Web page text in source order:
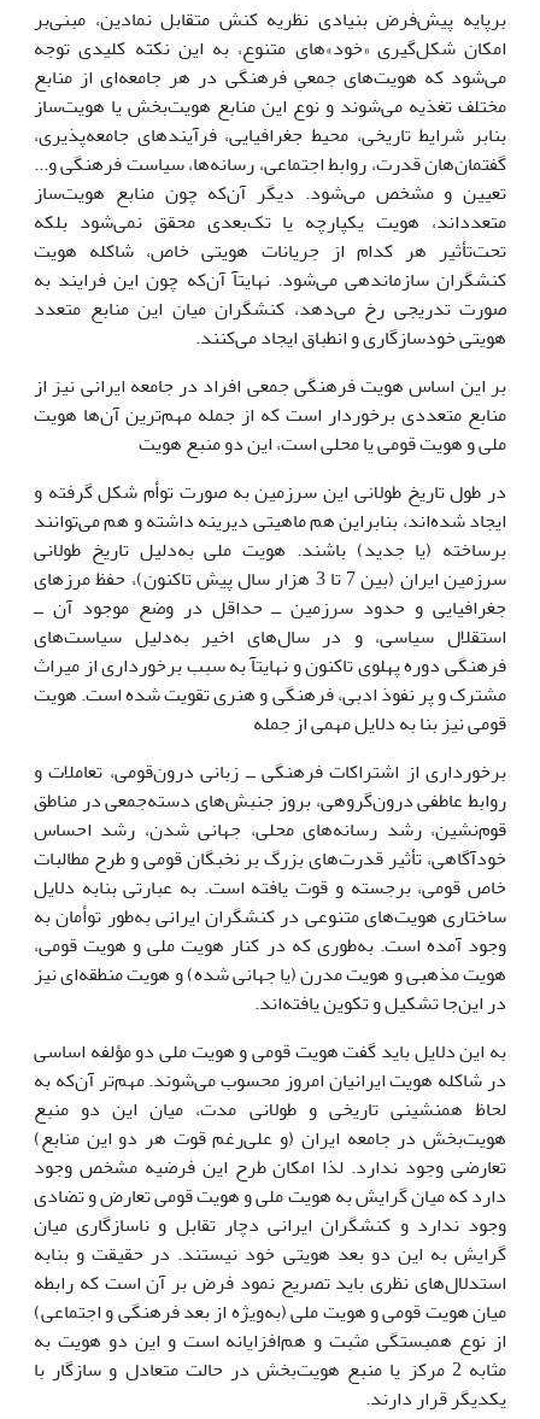
برپایه پیش‌فرض بنیادی نظریه کنش متقابل نمادین، مبنی‌بر
امکان شکل‌گیری «خود»های متنوع، به این نکته کلیدی توجه
می‌شود که هویت‌های جمعیِ فرهنگی در هر جامعه‌ای از منابع
مختلف تغذیه می‌شوند و نوع این منابع هویت‌بخش یا هویت‌ساز
بنابر شرایط تاریخی، محیط جغرافیایی، فرآیندهای جامعه‌پذیری،
گفتمان‌هان قدرت، روابط اجتماعی، رسانه‌ها، سیاست فرهنگی و...
تعیین و مشخص می‌شود. دیگر آن‌که چون منابع هویت‌ساز
متعدداند، هویت یکپارچه یا تک‌بعدی محقق نمی‌شود بلکه
تحت‌تأثیر هر کدام از جریانات هویتی خاص، شاکله هویت
کنشگران سازماندهی می‌شود. نهایتآ آن‌که چون این فرایند به
صورت تدریجی رخ می‌دهد، کنشگران میان این منابع متعدد
هویتی خودسازگاری و انطباق ایجاد می‌کنند.
بر این اساس هویت فرهنگی جمعی افراد در جامعه ایرانی نیز از
منابع متعددی برخوردار است که از جمله مهم‌ترین آن‌ها هویت
ملی و هویت قومی یا محلی است، این دو منبع هویت
در طول تاریخ طولانی این سرزمین به صورت توأم شکل گرفته و
ایجاد شده‌اند، بنابراین هم ماهیتی دیرینه داشته و هم می‌توانند
برساخته (یا جدید) باشند. هویت ملی به‌دلیل تاریخ طولانی
سرزمین ایران (بین 7 تا 3 هزار سال پیش تاکنون)، حفظ مرزهای
جغرافیایی و حدود سرزمین ــ حداقل در وضع موجود آن ــ
استقلال سیاسی، و در سال‌های اخیر به‌دلیل سیاست‌های
فرهنگی دوره پهلوی تاکنون و نهایتآ به سبب برخورداری از میراث
مشترک و پر نفوذ ادبی، فرهنگی و هنری تقویت شده است. هویت
قومی نیز بنا به دلایل مهمی از جمله
برخورداری از اشتراکات فرهنگی ــ زبانی درون‌قومی، تعاملات و
روابط عاطفی درون‌گروهی، بروز جنبش‌های دسته‌جمعی در مناطق
قوم‌نشین، رشد رسانه‌های محلی، جهانی شدن، رشد احساس
خودآگاهی، تأثیر قدرت‌های بزرگ بر نخبگان قومی و طرح مطالبات
خاص قومی، برجسته و قوت یافته است. به عبارتی بنابه دلایل
ساختاری هویت‌های متنوعی در کنشگران ایرانی به‌طور توأمان به
وجود آمده است. به‌طوری که در کنار هویت ملی و هویت قومی،
هویت مذهبی و هویت مدرن (یا جهانی شده) و هویت منطقه‌ای نیز
در این‌جا تشکیل و تکوین یافته‌اند.
به این دلایل باید گفت هویت قومی و هویت ملی دو مؤلفه اساسی
در شاکله هویت ایرانیان امروز محسوب می‌شوند. مهم‌تر آن‌که به
لحاظ همنشینی تاریخی و طولانی مدت، میان این دو منبع
هویت‌بخش در جامعه ایران (و علی‌رغم قوت هر دو این منابع)
تعارضی وجود ندارد. لذا امکان طرح این فرضیه مشخص وجود
دارد که میان گرایش به هویت ملی و هویت قومی تعارض و تضادی
وجود ندارد و کنشگران ایرانی دچار تقابل و ناسازگاری میان
گرایش به این دو بعد هویتی خود نیستند. در حقیقت و بنابه
استدلال‌های نظری باید تصریح نمود فرض بر آن است که رابطه
میان هویت قومی و هویت ملی (به‌ویژه از بعد فرهنگی و اجتماعی)
از نوع همبستگی مثبت و هم‌افزایانه است و این دو هویت به
مثابه 2 مرکز یا منبع هویت‌بخش در حالت متعادل و سازگار با
یکدیگر قرار دارند.